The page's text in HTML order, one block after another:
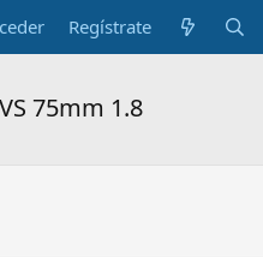
Regístrate
75mm 1.8